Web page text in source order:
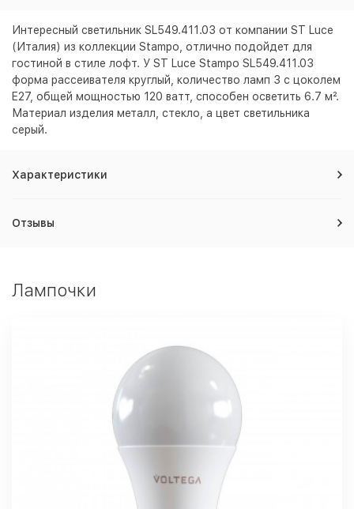
Интересный светильник SL549.411.03 от компании ST Luce
(Италия) из коллекции Stampo, отлично подойдет для
гостиной в стиле лофт. У ST Luce Stampo SL549.411.03
форма рассеивателя круглый, количество ламп 3 с цоколем
E27, общей мощностью 120 ватт, способен осветить 6.7 м².
Материал изделия металл, стекло, а цвет светильника
серый.
Характеристики
Отзывы
Лампочки